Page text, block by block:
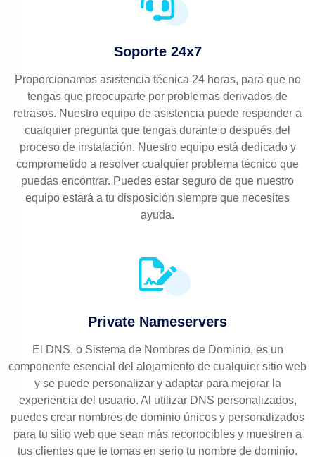
Soporte 24x7
Proporcionamos asistencia técnica 24 horas, para que no
tengas que preocuparte por problemas derivados de
retrasos. Nuestro equipo de asistencia puede responder a
cualquier pregunta que tengas durante o después del
proceso de instalación. Nuestro equipo está dedicado y
comprometido a resolver cualquier problema técnico que
puedas encontrar. Puedes estar seguro de que nuestro
equipo estará a tu disposición siempre que necesites
ayuda.
Private Nameservers
El DNS, o Sistema de Nombres de Dominio, es un
componente esencial del alojamiento de cualquier sitio web
y se puede personalizar y adaptar para mejorar la
experiencia del usuario. Al utilizar DNS personalizados,
puedes crear nombres de dominio únicos y personalizados
para tu sitio web que sean más reconocibles y muestren a
tus clientes que te tomas en serio tu nombre de dominio.